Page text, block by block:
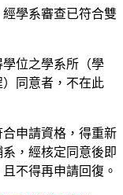
學系審查已符合雙
位之學系所（學
同意者，不在此
申請資格，得重新
，經核定同意後即
不得再申請回復。